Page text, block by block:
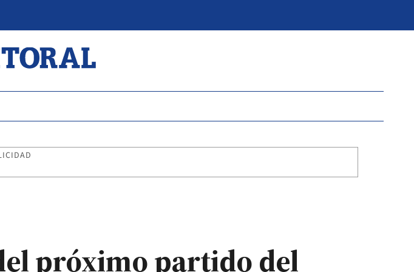
próximo partido del